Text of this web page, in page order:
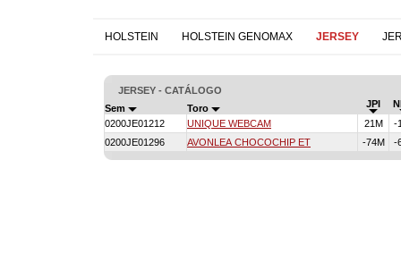
HOLSTEIN HOLSTEIN GENOMAX JERSEY
JERSEY - CATÁLOGO
Sem
Toro JPI
0200JE01212
UNIQUE WEBCAM 21M
-
0200JE01296
AVONLEA CHOCOCHIP ET -74M -